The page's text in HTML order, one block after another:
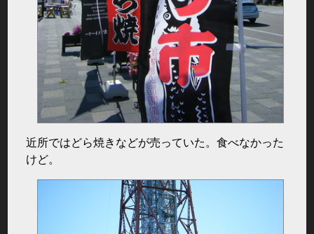
近所ではどら焼きなどが売っていた。食べなかった
けど。